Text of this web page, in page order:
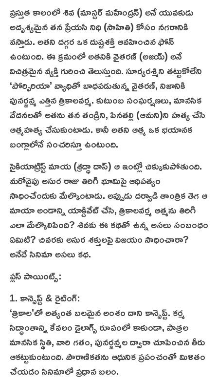
ప్రస్తుత కాలంలో శివ (మాస్టర్ మహేంద్రన్) అనే యువకుడు
అదృశ్యమైన తన ప్రేయసి నిధి (సాహితి) కోసం నగరానికి
వస్తాడు. అతని దగ్గర ఒక దుష్టశక్తి ఆవహించిన ఫోన్
ఉంటుంది. ఈ క్రమంలో అతనికి వైతరణ్ (అజయ్) అనే
విచిత్రమైన వ్యక్తి గురించి తెలుస్తుంది. సూర్యరశ్మిని తట్టుకోలేని
‘పోర్ఫిరియా’ వ్యాధితో బాధపడుతున్న వైతరణ్, నిజానికి
పునర్జన్మ ఎత్తిన త్రికాలవర్మ. కుటుంబ సంఘర్షణలు, మానసిక
వేదనలతో అతను తన తండ్రిని, పినతల్లి (ఆమని)ని హత్య చేసి
ఆత్మహత్య చేసుకుంటాడు. కానీ అతని ఆత్మ ఒక భయానక
బంగ్లాలోనే సంచరిస్తూ ఉంటుంది.
సైకియాట్రిస్ట్ మాయ (శ్రద్ధా దాస్) ఆ ఇంట్లో చిక్కుకుపోతుంది.
మరోవైపు అసుర రాజు తిరిగి భూమిపై ఆధిపత్యం
సాధించేందుకు మేల్కొంటాడు. అప్పుడు దర్వాడి తాంత్రిక తెగ ఆ
మాయా అండాన్ని యాక్టివేట్ చేసి, త్రికాలవర్మ ఆత్మను తిరిగి
ఎలా మేల్కొలిపింది? శివకు ఈ కథతో ఉన్న అసలు సంబంధం
ఏమిటి? చివరకు అసుర శక్తులపై విజయం సాధించారా?
అనేదే సినిమా అసలు కథ.
ప్లస్ పాయింట్స్:
1. కాన్సెప్ట్ & రైటింగ్:
‘త్రికాల’లో అత్యంత బలమైన అంశం దాని కాన్సెప్ట్. కర్మ
సిద్ధాంతాన్ని కేవలం డైలాగ్స్ రూపంలో కాకుండా, పాత్రల
మానసిక స్థితి, వారి గతం, పునర్జన్మల ద్వారా చూపించిన తీరు
ఆకట్టుకుంటుంది. పౌరాణికతను ఆధునిక ప్రపంచంతో మిళితం
చేయడం సినిమాలో ప్రధాన బలం.